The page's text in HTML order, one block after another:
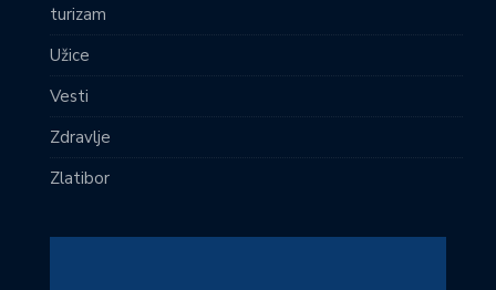
turizam
Užice
Vesti
Zdravlje
Zlatibor